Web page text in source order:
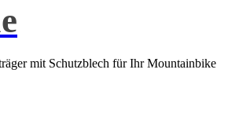
mit Schutzblech für Ihr Mountainbike